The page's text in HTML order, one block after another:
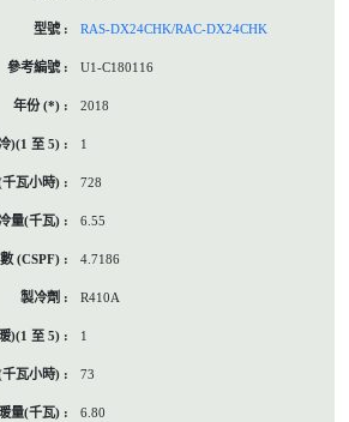
RAS-DX24CHK/RAC-DX24CHK
U1-C180116
2018
1
728
6.55
4.7186
R410A
1
73
6.80